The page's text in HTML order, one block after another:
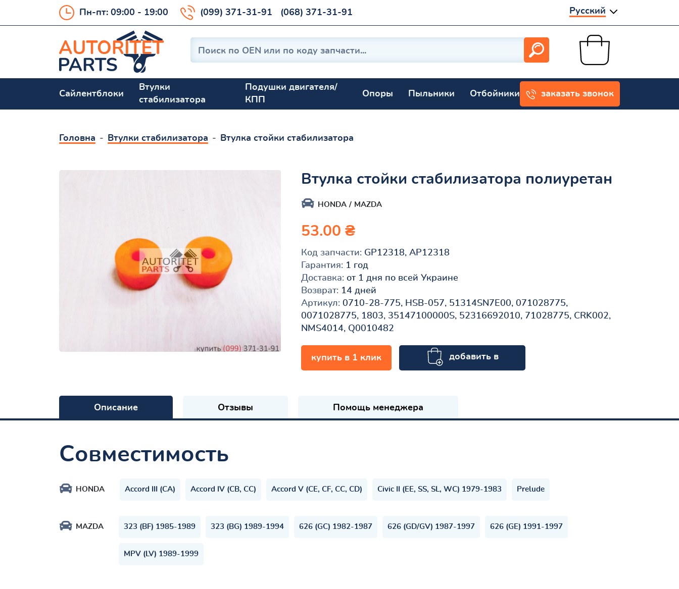
Пн-пт: 09:00 - 19:00 (099) 371-31-91 (068) 371-31-91 Русский
Сайлентблоки
Втулки
стабилизатора
Подушки двигателя/
КПП
Опоры Пыльники Отбойники заказать звонок
Головна Втулки стабилизатора Втулка стойки стабилизатора
Втулка стойки стабилизатора полиуретан
HONDA MAZDA
53.00 ₴
Код запчасти: GP12318, AP12318
Гарантия: 1 год
Доставка: от 1 дня по всей Украине
Возврат: 14 дней
Артикул: 0710-28-775, HSB-057, 51314SN7E00, 071028775,
0071028775, 1803, 35147100000S, 52316692010, 71028775, CRK002,
NMS4014, Q0010482
купить в 1 клик
добавить в
корзину
Описание Отзывы Помощь менеджера
Совместимость
HONDA Accord III (CA) Accord IV (CB, CC) Accord V (CE, CF, CC, CD) Civic II (EE, SS, SL, WC) 1979-1983 Prelude
MAZDA 323 (BF) 1985-1989 323 (BG) 1989-1994 626 (GC) 1982-1987 626 (GD/GV) 1987-1997 626 (GE) 1991-1997
MPV (LV) 1989-1999